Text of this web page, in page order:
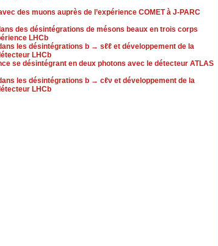
des muons auprès de l’expérience COMET à J-PARC
des désintégrations de mésons beaux en trois corps
LHCb
les désintégrations b → sℓℓ et développement de la
LHCb
se désintégrant en deux photons avec le détecteur ATLAS
les désintégrations b → cℓν et développement de la
LHCb